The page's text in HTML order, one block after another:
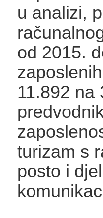
u analizi,
od 2015.
11.892 na
turizam s
posto i